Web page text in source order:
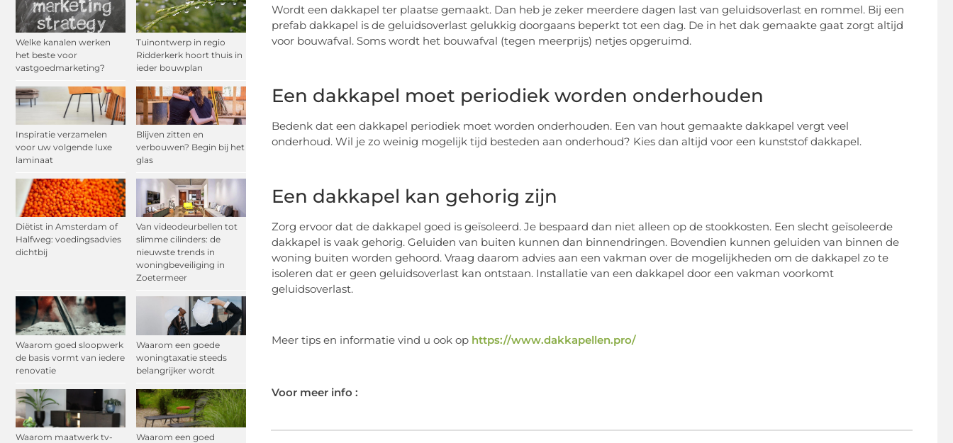
Welke kanalen werken
het beste voor
vastgoedmarketing?
Tuinontwerp in regio
Ridderkerk hoort thuis in
ieder bouwplan
Inspiratie verzamelen
voor uw volgende luxe
laminaat
Blijven zitten en
verbouwen? Begin bij het
glas
Diëtist in Amsterdam of
Halfweg: voedingsadvies
dichtbij
Van videodeurbellen tot
slimme cilinders: de
nieuwste trends in
woningbeveiliging in
Zoetermeer
Waarom goed sloopwerk
de basis vormt van iedere
renovatie
Waarom een goede
woningtaxatie steeds
belangrijker wordt
Waarom maatwerk tv-
Waarom een goed
Wordt een dakkapel ter plaatse gemaakt. Dan heb je zeker meerdere dagen last van geluidsoverlast en rommel. Bij een
prefab dakkapel is de geluidsoverlast gelukkig doorgaans beperkt tot een dag. De in het dak gemaakte gaat zorgt altijd
voor bouwafval. Soms wordt het bouwafval (tegen meerprijs) netjes opgeruimd.
Een dakkapel moet periodiek worden onderhouden
Bedenk dat een dakkapel periodiek moet worden onderhouden. Een van hout gemaakte dakkapel vergt veel
onderhoud. Wil je zo weinig mogelijk tijd besteden aan onderhoud? Kies dan altijd voor een kunststof dakkapel.
Een dakkapel kan gehorig zijn
Zorg ervoor dat de dakkapel goed is geïsoleerd. Je bespaard dan niet alleen op de stookkosten. Een slecht geïsoleerde
dakkapel is vaak gehorig. Geluiden van buiten kunnen dan binnendringen. Bovendien kunnen geluiden van binnen de
woning buiten worden gehoord. Vraag daarom advies aan een vakman over de mogelijkheden om de dakkapel zo te
isoleren dat er geen geluidsoverlast kan ontstaan. Installatie van een dakkapel door een vakman voorkomt
geluidsoverlast.
Meer tips en informatie vind u ook op https://www.dakkapellen.pro/
Voor meer info :